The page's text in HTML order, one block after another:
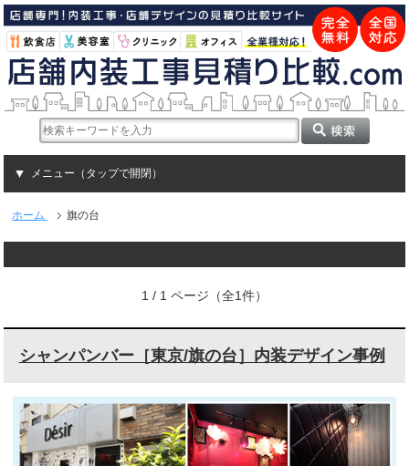
メニュー（タップで開閉）
ホーム 旗の台
1 / 1 ページ（全1件）
シャンパンバー［東京/旗の台］内装デザイン事例